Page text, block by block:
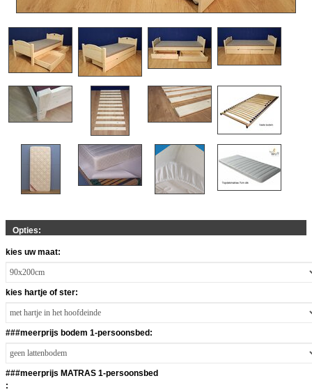
Opties:
kies uw maat:
kies hartje of ster:
###meerprijs bodem 1-persoonsbed:
###meerprijs MATRAS 1-persoonsbed
: